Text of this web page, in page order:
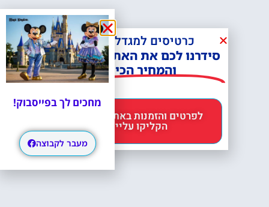
כרטיסים למגדל אייפל?
סידרנו לכם את האתר הכי אמין -
והמחיר הכי זול!
הקליקו עליי 😊
מחכים לך בפייסבוק!
מעבר לקבוצה